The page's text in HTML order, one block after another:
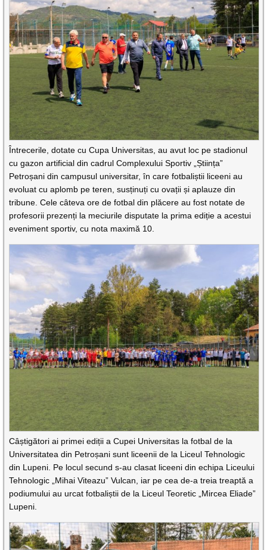
Întrecerile, dotate cu Cupa Universitas, au avut loc pe stadionul
cu gazon artificial din cadrul Complexului Sportiv „Știința”
Petroșani din campusul universitar, în care fotbaliștii liceeni au
evoluat cu aplomb pe teren, susținuți cu ovații și aplauze din
tribune. Cele câteva ore de fotbal din plăcere au fost notate de
profesorii prezenți la meciurile disputate la prima ediție a acestui
eveniment sportiv, cu nota maximă 10.
Câștigători ai primei ediții a Cupei Universitas la fotbal de la
Universitatea din Petroșani sunt liceenii de la Liceul Tehnologic
din Lupeni. Pe locul secund s-au clasat liceeni din echipa Liceului
Tehnologic „Mihai Viteazu” Vulcan, iar pe cea de-a treia treaptă a
podiumului au urcat fotbaliștii de la Liceul Teoretic „Mircea Eliade”
Lupeni.